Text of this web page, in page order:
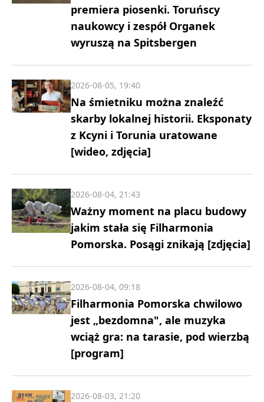
premiera piosenki. Toruńscy
naukowcy i zespół Organek
wyruszą na Spitsbergen
Na śmietniku można znaleźć
skarby lokalnej historii. Eksponaty
z Kcyni i Torunia uratowane
[wideo, zdjęcia]
2026-08-05, 19:40
Ważny moment na placu budowy
jakim stała się Filharmonia
Pomorska. Posągi znikają [zdjęcia]
2026-08-04, 21:43
Filharmonia Pomorska chwilowo
jest „bezdomna", ale muzyka
wciąż gra: na tarasie, pod wierzbą
[program]
2026-08-04, 09:18
2026-08-03, 21:20